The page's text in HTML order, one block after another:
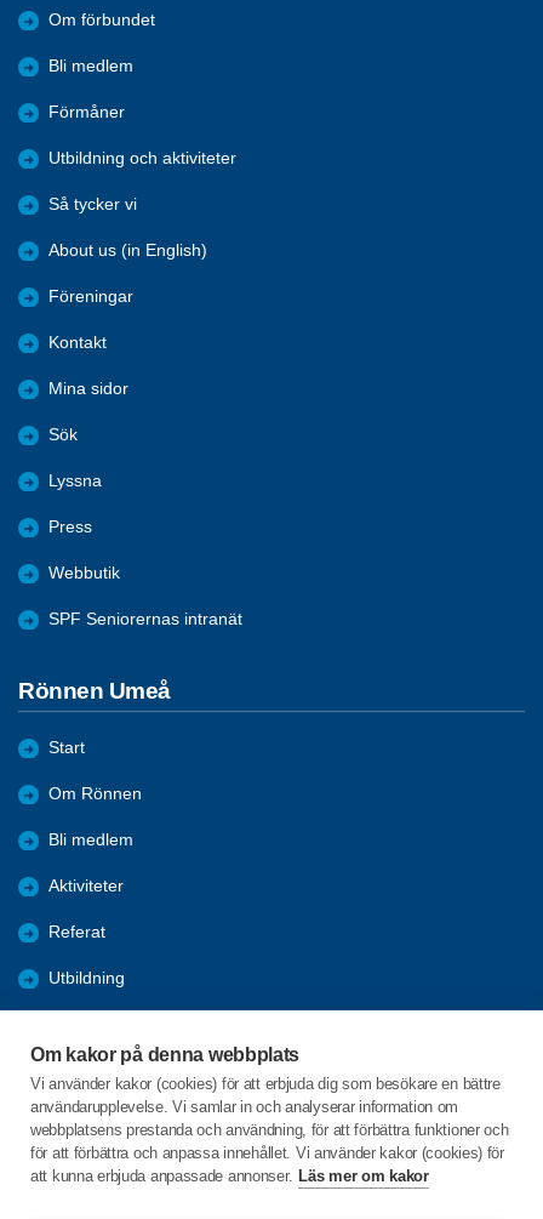
Om kakor på denna webbplats
Vi använder kakor (cookies) för att erbjuda dig som besökare en bättre
användarupplevelse. Vi samlar in och analyserar information om
webbplatsens prestanda och användning, för att förbättra funktioner och
för att förbättra och anpassa innehållet. Vi använder kakor (cookies) för
att kunna erbjuda anpassade annonser. Läs mer om kakor
Om förbundet
Bli medlem
Förmåner
Utbildning och aktiviteter
Så tycker vi
About us (in English)
Föreningar
Kontakt
Mina sidor
Sök
Lyssna
Press
Webbutik
SPF Seniorernas intranät
Rönnen Umeå
Start
Om Rönnen
Bli medlem
Aktiviteter
Referat
Utbildning
Bildgalleri
C/o:Sven-Olov Edvinsson